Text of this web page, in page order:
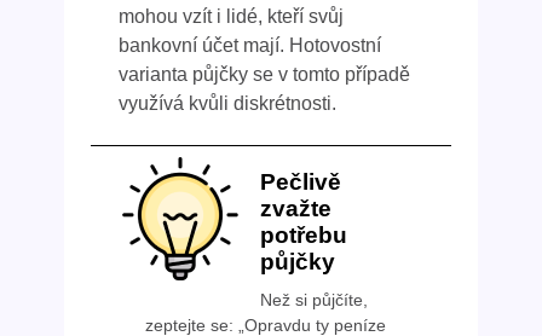
mohou vzít i lidé, kteří svůj
bankovní účet mají. Hotovostní
varianta půjčky se v tomto případě
využívá kvůli diskrétnosti.
Pečlivě
zvažte
potřebu
půjčky
Než si půjčíte,
zeptejte se: „Opravdu ty peníze